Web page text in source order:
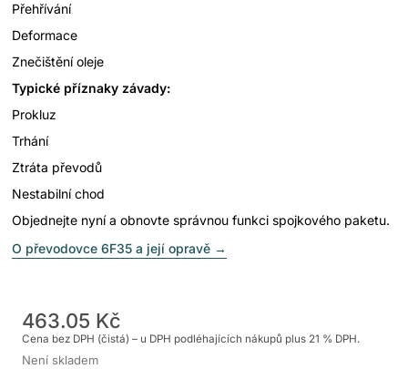
Přehřívání
Deformace
Znečištění oleje
Typické příznaky závady:
Prokluz
Trhání
Ztráta převodů
Nestabilní chod
Objednejte nyní a obnovte správnou funkci spojkového paketu.
O převodovce 6F35 a její opravě →
463.05 Kč
Cena bez DPH (čistá) – u DPH podléhajících nákupů plus 21 % DPH.
Není skladem